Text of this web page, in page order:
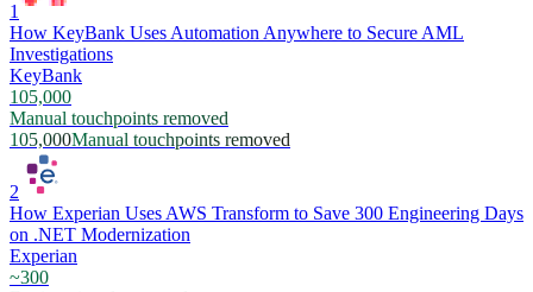
1
How KeyBank Uses Automation Anywhere to Secure AML
Investigations
KeyBank
105,000
Manual touchpoints removed
105,000Manual touchpoints removed
2
How Experian Uses AWS Transform to Save 300 Engineering Days
on .NET Modernization
Experian
~300